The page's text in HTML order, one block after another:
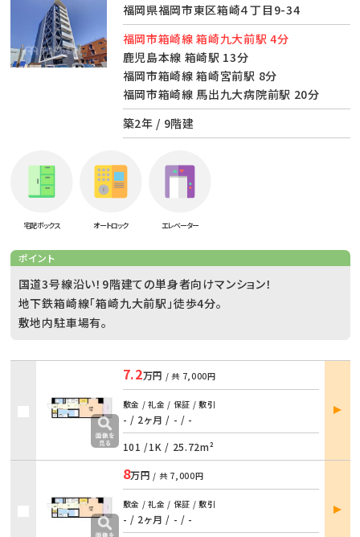
福岡県福岡市東区箱崎４丁目9-34
福岡市箱崎線 箱崎九大前駅 4分
鹿児島本線 箱崎駅 13分
福岡市箱崎線 箱崎宮前駅 8分
福岡市箱崎線 馬出九大病院前駅 20分
築2年 / 9階建
宅配ボックス オートロック エレベーター
ポイント
国道3号線沿い！9階建ての単身者向けマンション！
地下鉄箱崎線「箱崎九大前駅」徒歩4分。
敷地内駐車場有。
7.2万円 / 共 7,000円
敷金 / 礼金 / 保証 / 敷引
- / 2ヶ月 / - / -
101 /1K / 25.72m²
部屋
詳細
8万円 / 共 7,000円
敷金 / 礼金 / 保証 / 敷引
- / 2ヶ月 / - / -
部屋
詳細